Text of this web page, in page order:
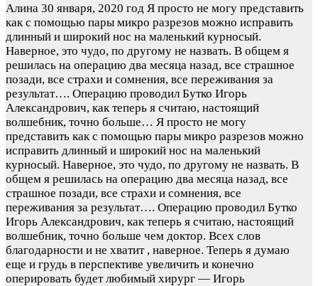
Алина 30 января, 2020 год Я просто не могу представить
как с помощью пары микро разрезов можно исправить
длинный и широкий нос на маленький курносый.
Наверное, это чудо, по другому не назвать. В общем я
решилась на операцию два месяца назад, все страшное
позади, все страхи и сомнения, все переживания за
результат…. Операцию проводил Бутко Игорь
Александрович, как теперь я считаю, настоящий
волшебник, точно больше… Я просто не могу
представить как с помощью пары микро разрезов можно
исправить длинный и широкий нос на маленький
курносый. Наверное, это чудо, по другому не назвать. В
общем я решилась на операцию два месяца назад, все
страшное позади, все страхи и сомнения, все
переживания за результат…. Операцию проводил Бутко
Игорь Александрович, как теперь я считаю, настоящий
волшебник, точно больше чем доктор. Всех слов
благодарности и не хватит , наверное. Теперь я думаю
еще и грудь в перспективе увеличить и конечно
оперировать будет любимый хирург — Игорь